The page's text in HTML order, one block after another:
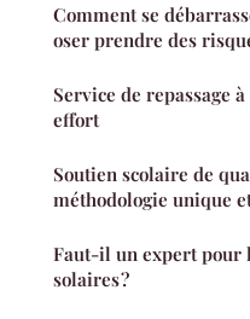
Comment se
oser prendre des
Service de repassage
effort
Soutien scolaire de
méthodologie unique
Faut-il un expert pour
solaires ?